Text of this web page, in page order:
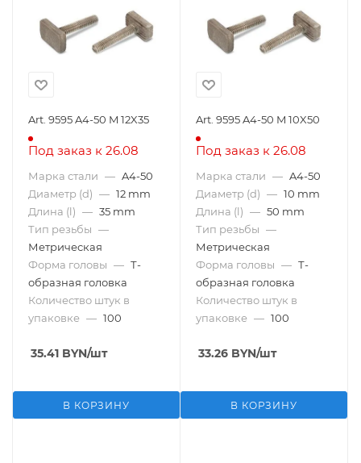
Art. 9595 A4-50 M 12X35
Под заказ к 26.08
Марка стали — A4-50
Диаметр (d) — 12 mm
Длина (l) — 35 mm
Тип резьбы —
Метрическая
Форма головы — Т-
образная головка
Количество штук в
упаковке — 100
35.41 BYN/шт
В КОРЗИНУ
Art. 9595 A4-50 M 10X50
Под заказ к 26.08
Марка стали — A4-50
Диаметр (d) — 10 mm
Длина (l) — 50 mm
Тип резьбы —
Метрическая
Форма головы — Т-
образная головка
Количество штук в
упаковке — 100
33.26 BYN/шт
В КОРЗИНУ